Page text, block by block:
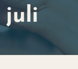
juli